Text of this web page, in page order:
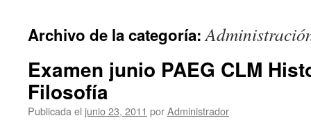
Archivo de la categoría:
Examen junio PAEG CLM
Filosofía
Publicada el junio 23, 2011 porAdministrador